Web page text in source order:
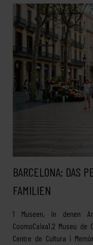
BARCELONA: DAS
FAMILIEN
1 Museen, in denen
CosmoCaixa1.2 Museu de
Centre de Cultura i